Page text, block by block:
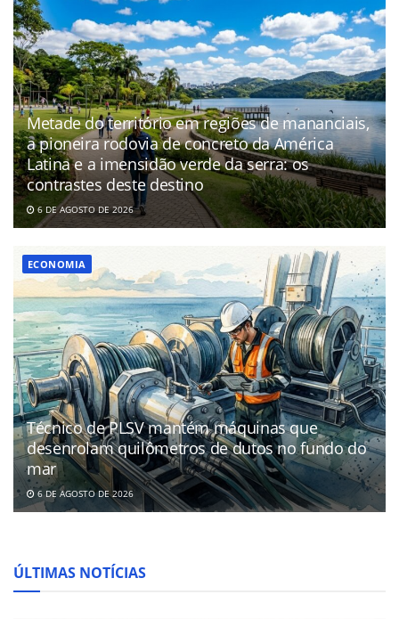
Metade do território em regiões de mananciais,
a pioneira rodovia de concreto da América
Latina e a imensidão verde da serra: os
contrastes deste destino
6 DE AGOSTO DE 2026
ECONOMIA
Técnico de PLSV mantém máquinas que
desenrolam quilômetros de dutos no fundo do
mar
6 DE AGOSTO DE 2026
ÚLTIMAS NOTÍCIAS